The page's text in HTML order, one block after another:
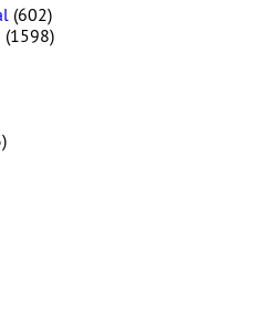
(602)
(1598)